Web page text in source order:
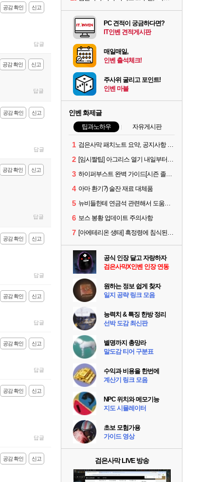
신고
공감 확인
답글
신고
공감 확인
답글
신고
공감 확인
답글
신고
공감 확인
답글
신고
공감 확인
답글
신고
공감 확인
답글
신고
공감 확인
답글
신고
공감 확인
답글
신고
공감 확인
PC 견적이 궁금하다면?
IT인벤 견적게시판
매일매일,
인벤 출석체크!
주사위 굴리고 포인트!
인벤 마블
인벤 화제글
팁과노하우 자유게시판
1 검은사막 패치노트 요약, 공지사항 검색, AI 사서 사이트 공유 (칼페온 도서관)
2 [임시짤팁] 아그리스 열기 내일부터 꺼봅시다.
3 하이퍼부스트 완벽 가이드[시즌 졸업 부터 공방합 750까지] _ 21시간 26분 컷 성장 꿀팁 총 정리
4 아마 환기?) 술잔 재료 대체품
5 뉴비들한테 연금석 관련해서 도움이 될까해서..(벨의심장 등)
6 보스 봉황 업데이트 주의사항
7 [아에테리온 생태] 흑정령에 침식된 검사/용병
공식 인장 달고 자랑하자
검은사막X인벤 인장 연동
원하는 정보 쉽게 찾자
일지 공략 링크 모음
능력치 & 특징 한방 정리
선박 도감 최신판
별명까지 총망라
말도감 티어 구분표
수익과 비용을 한번에
계산기 링크 모음
NPC 위치와 메모기능
지도 시뮬레이터
초보 모험가용
가이드 영상
검은사막 LIVE 방송